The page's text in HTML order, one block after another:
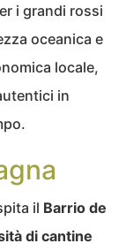
i grandi rossi
oceanica e
locale,
in
il Barrio de
di cantine